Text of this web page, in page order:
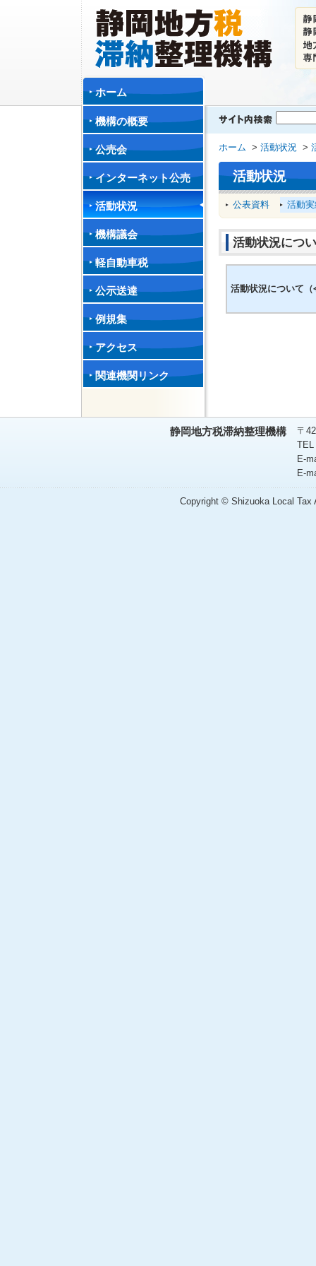
ホーム
機構の概要
公売会
インターネット公売
活動状況
機構議会
軽自動車税
公示送達
例規集
アクセス
関連機関リンク
ホーム > 活動状況 >
活動状況
公表資料 活動
活動状況につ
活動状況について
静岡地方税滞納整理機構
〒
TEL
E-
E-
Copyright © Shizuoka Local Tax